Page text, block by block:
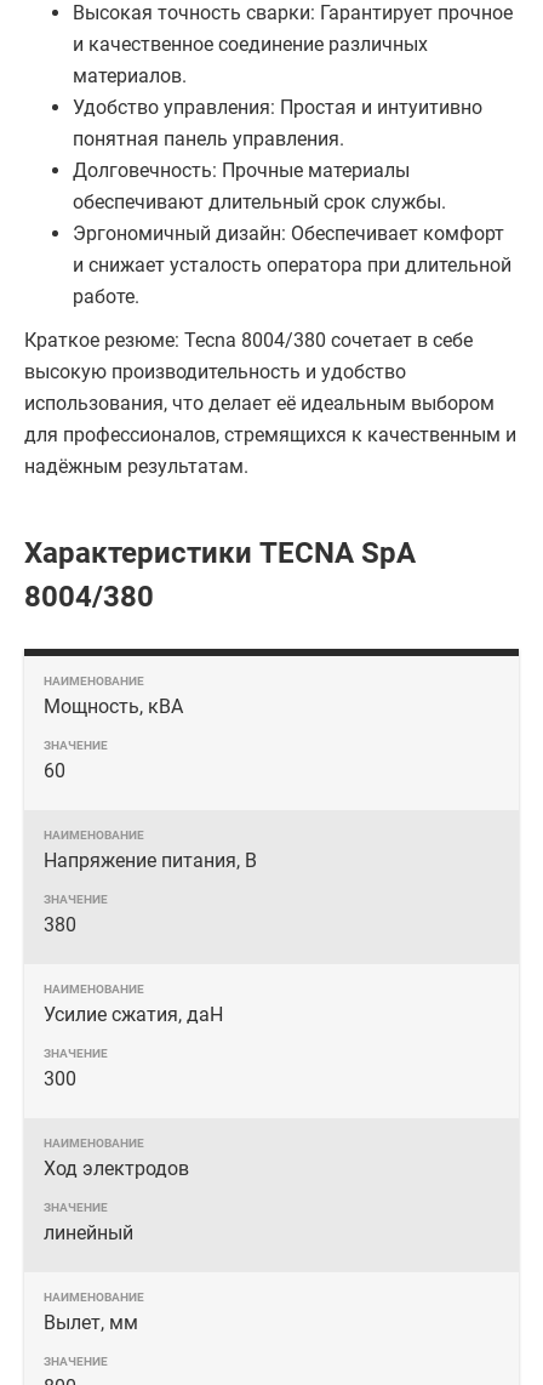
Высокая точность сварки: Гарантирует прочное
и качественное соединение различных
материалов.
Удобство управления: Простая и интуитивно
понятная панель управления.
Долговечность: Прочные материалы
обеспечивают длительный срок службы.
Эргономичный дизайн: Обеспечивает комфорт
и снижает усталость оператора при длительной
работе.
Краткое резюме: Tecna 8004/380 сочетает в себе
высокую производительность и удобство
использования, что делает её идеальным выбором
для профессионалов, стремящихся к качественным и
надёжным результатам.
Характеристики TECNA SpA
8004/380
Мощность, кВА
60
Напряжение питания, В
380
Усилие сжатия, даН
300
Ход электродов
линейный
Вылет, мм